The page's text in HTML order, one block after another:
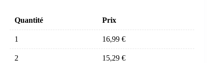
Quantité Prix
1 16,99 €
2 15,29 €